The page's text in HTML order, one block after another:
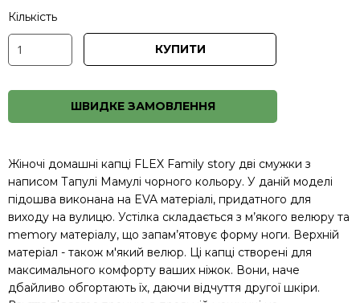
Кількість
КУПИТИ
ШВИДКЕ ЗАМОВЛЕННЯ
Жіночі домашні капці FLEX Family story дві смужки з
написом Тапулі Мамулі чорного кольору. У даній моделі
підошва виконана на EVA матеріалі, придатного для
виходу на вулицю. Устілка складається з м’якого велюру та
memory матеріалу, що запам’ятовує форму ноги. Верхній
матеріал - також м'який велюр. Ці капці створені для
максимального комфорту ваших ніжок. Вони, наче
дбайливо обгортають їх, даючи відчуття другої шкіри.